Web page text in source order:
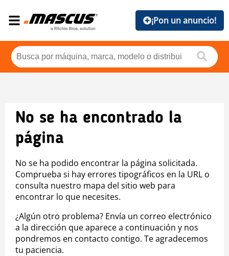
¡Pon un anuncio!
No se ha encontrado la
página
No se ha podido encontrar la página solicitada.
Comprueba si hay errores tipográficos en la URL o
consulta nuestro mapa del sitio web para
encontrar lo que necesites.
¿Algún otro problema? Envía un correo electrónico
a la dirección que aparece a continuación y nos
pondremos en contacto contigo. Te agradecemos
tu paciencia.